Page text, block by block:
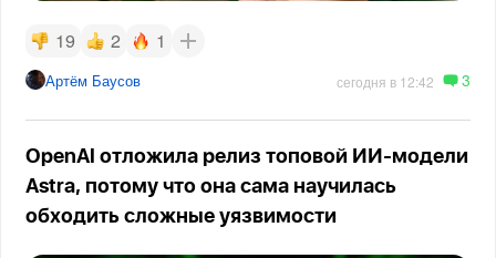
19 2 1
Артём Баусов сегодня в 12:42 3
OpenAI отложила релиз топовой ИИ-модели
Astra, потому что она сама научилась
обходить сложные уязвимости